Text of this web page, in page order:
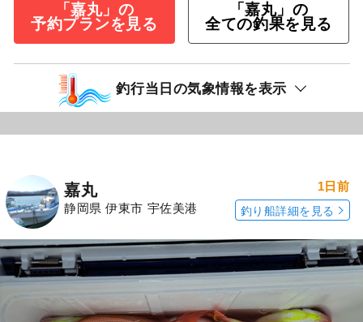
「嘉丸」の
予約プランを見る
「嘉丸」の
全ての釣果を見る
釣行当日の気象情報を表示
嘉丸
静岡県 伊東市 宇佐美港
1日前
釣り船詳細を見る